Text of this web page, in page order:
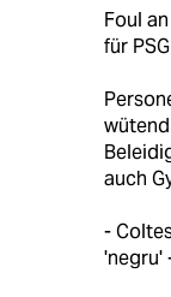
Foul
für
auch
-
'negru'